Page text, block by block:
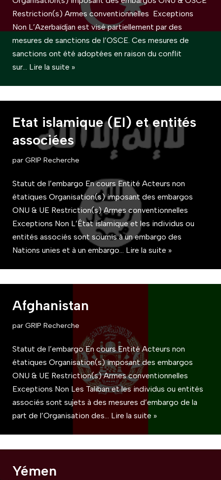
Restriction(s) Armes conventionnelles Exceptions
Non L’Azerbaïdjan est visé partiellement par des
mesures de sanctions de l’OSCE. Ces mesures de
sanctions ont été adoptées en raison du conflit
sur… Lire la suite »
Etat islamique (EI) et entités
associées
par GRIP Recherche
Statut de l’embargo En cours Entité Acteurs non
étatiques Organisation(s) imposant des embargos
ONU & UE Restriction(s) Armes conventionnelles
Exceptions Non L’État islamique et les individus ou
entités associés sont soumis à un embargo des
Nations unies et à un embargo… Lire la suite »
Afghanistan
par GRIP Recherche
Statut de l’embargo En cours Entité Acteurs non
étatiques Organisation(s) imposant des embargos
ONU & UE Restriction(s) Armes conventionnelles
Exceptions Non Les Taliban et les individus ou entités
associés sont sujets à des mesures d’embargo de la
part de l’Organisation des… Lire la suite »
Yémen